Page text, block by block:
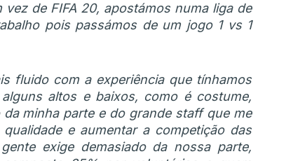
de FIFA 20, apostámos numa liga de
pois passámos de um jogo 1 vs 1
fluido com a experiência que tínhamos
altos e baixos, como é costume,
minha parte e do grande staff que me
e aumentar a competição das
exige demasiado da nossa parte,